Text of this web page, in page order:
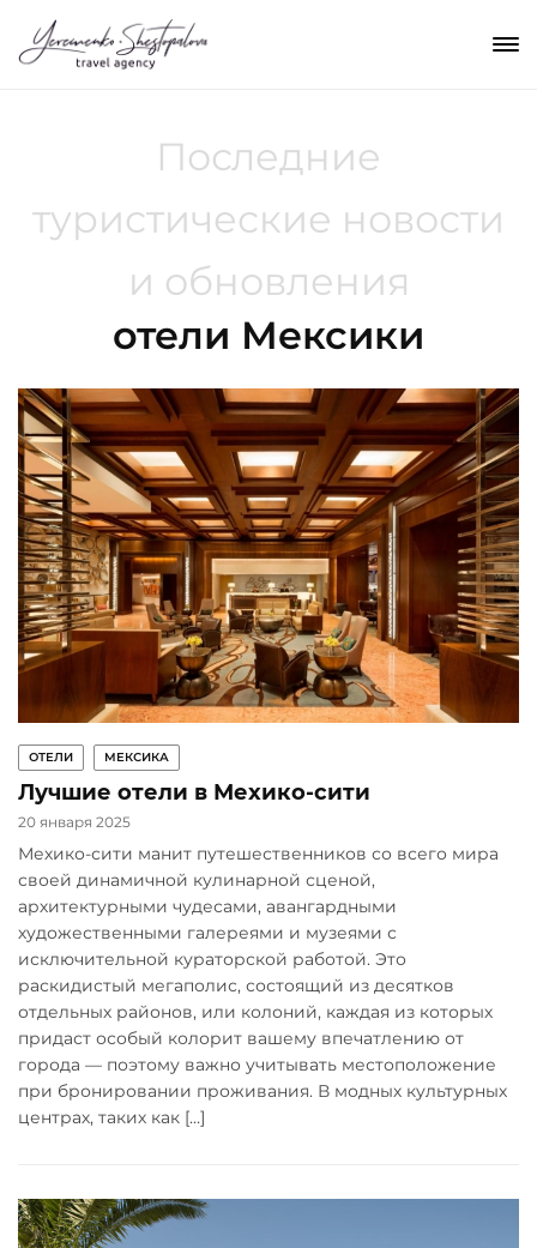
Последние
туристические новости
и обновления
отели Мексики
ОТЕЛИ МЕКСИКА
Лучшие отели в Мехико-сити
20 января 2025
Мехико-сити манит путешественников со всего мира
своей динамичной кулинарной сценой,
архитектурными чудесами, авангардными
художественными галереями и музеями с
исключительной кураторской работой. Это
раскидистый мегаполис, состоящий из десятков
отдельных районов, или колоний, каждая из которых
придаст особый колорит вашему впечатлению от
города — поэтому важно учитывать местоположение
при бронировании проживания. В модных культурных
центрах, таких как […]